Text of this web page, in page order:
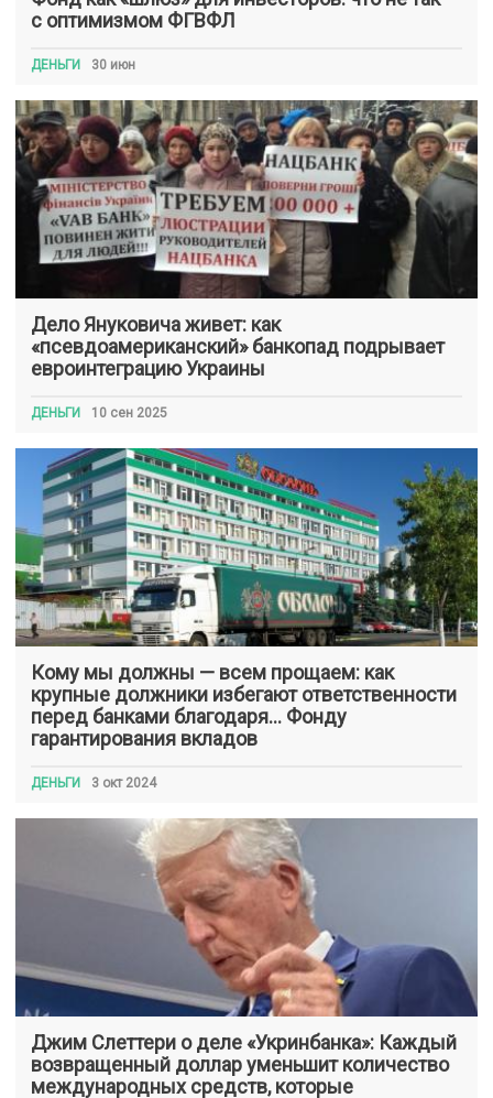
с оптимизмом ФГВФЛ
ДЕНЬГИ 30 июн
Дело Януковича живет: как
«псевдоамериканский» банкопад подрывает
евроинтеграцию Украины
ДЕНЬГИ 10 сен 2025
Кому мы должны — всем прощаем: как
крупные должники избегают ответственности
перед банками благодаря… Фонду
гарантирования вкладов
ДЕНЬГИ 3 окт 2024
Джим Слеттери о деле «Укринбанка»: Каждый
возвращенный доллар уменьшит количество
международных средств, которые